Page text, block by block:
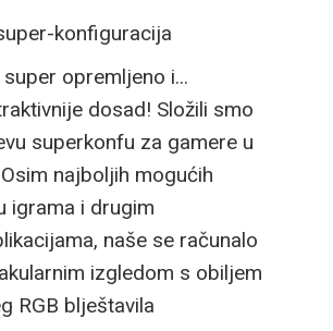
konfiguracija
opremljeno i...
dosad! Složili smo
superkonfu za gamere u
najboljih mogućih
igrama i drugim
naše se računalo
izgledom s obiljem
RGB blještavila